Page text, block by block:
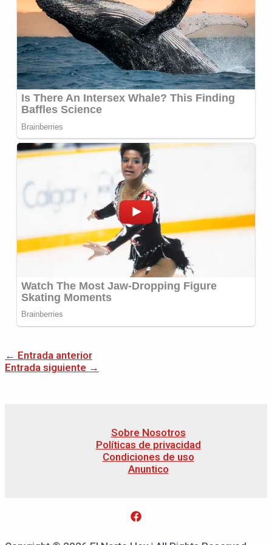
← Entrada anterior
Entrada siguiente →
Sobre Nosotros
Políticas de privacidad
Condiciones de uso
Anuntico